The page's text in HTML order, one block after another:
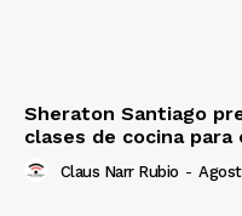
Sheraton Santiago
clases de cocina
Claus Narr Rubio -